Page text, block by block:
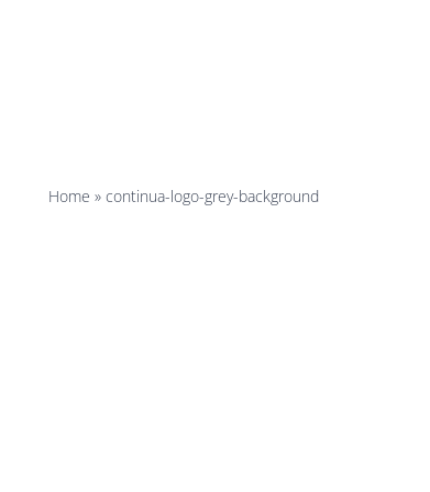
Home » continua-logo-grey-background